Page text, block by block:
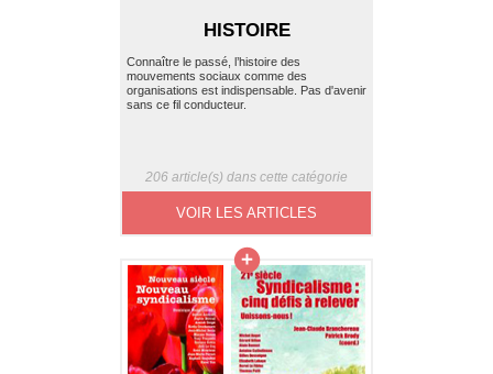
HISTOIRE
Connaître le passé, l’histoire des
mouvements sociaux comme des
organisations est indispensable. Pas d'avenir
sans ce fil conducteur.
206 article(s) dans cette catégorie
VOIR LES ARTICLES